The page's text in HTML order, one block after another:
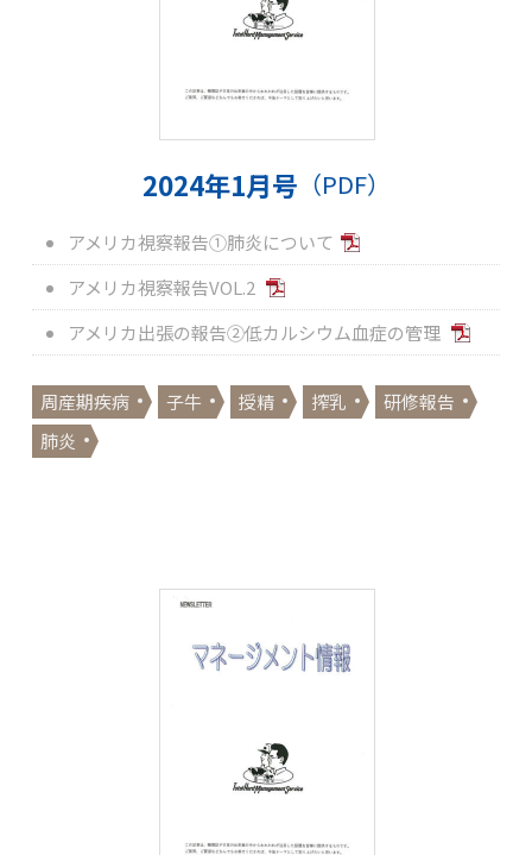
2024年1月号 （PDF）
アメリカ視察報告①肺炎について
アメリカ視察報告VOL.2
アメリカ出張の報告②低カルシウム血症の管理
周産期疾病 子牛 授精 搾乳
研修報告
肺炎